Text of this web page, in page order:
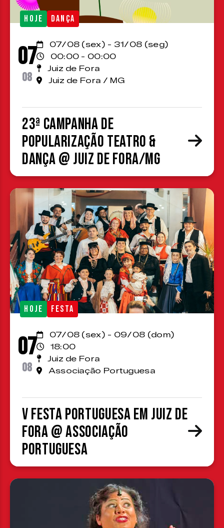
HOJE DANÇA
07
08
07/08 (sex) - 31/08 (seg)
00:00 - 00:00
Juiz de Fora
Juiz de Fora / MG
23ª Campanha de
Popularização Teatro &
Dança @ Juiz de Fora/MG
HOJE FESTA
07
08
07/08 (sex) - 09/08 (dom)
18:00
Juiz de Fora
Associação Portuguesa
V Festa Portuguesa em Juiz de
Fora @ Associação
Portuguesa